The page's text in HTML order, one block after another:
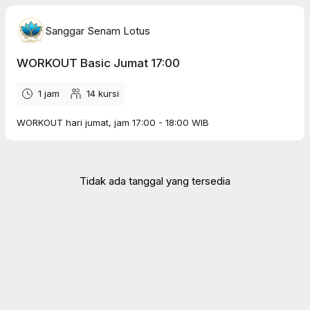
Sanggar Senam Lotus
WORKOUT Basic Jumat 17:00
1 jam 14 kursi
WORKOUT hari jumat, jam 17:00 - 18:00 WIB
Tidak ada tanggal yang tersedia